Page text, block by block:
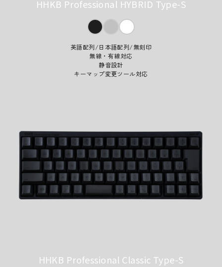
HHKB Professional HYBRID Type-S
英語配列/日本語配列/無刻印
無線・有線対応
静音設計
キーマップ変更ツール対応
HHKB Professional Classic Type-S